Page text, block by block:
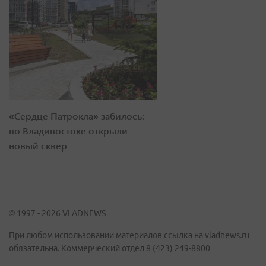
«Сердце Патрокла» забилось:
во Владивостоке открыли
новый сквер
© 1997 - 2026 VLADNEWS
При любом использовании материалов ссылка на vladnews.ru
обязательна. Коммерческий отдел 8 (423) 249-8800